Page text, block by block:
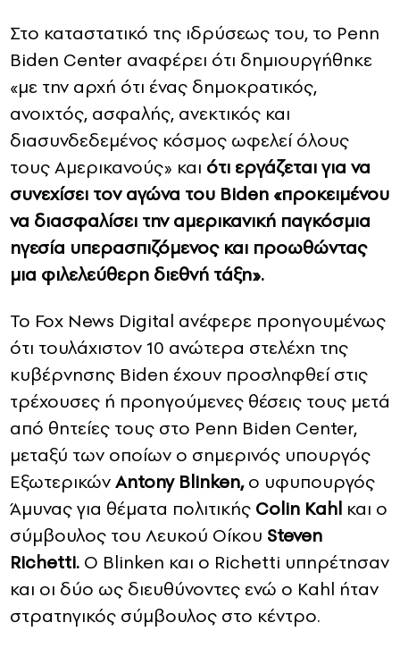
Στο καταστατικό της ιδρύσεως του, το Penn
Biden Center αναφέρει ότι δημιουργήθηκε
«με την αρχή ότι ένας δημοκρατικός,
ανοιχτός, ασφαλής, ανεκτικός και
διασυνδεδεμένος κόσμος ωφελεί όλους
τους Αμερικανούς» και ότι εργάζεται για να
συνεχίσει τον αγώνα του Biden «προκειμένου
να διασφαλίσει την αμερικανική παγκόσμια
ηγεσία υπερασπιζόμενος και προωθώντας
μια φιλελεύθερη διεθνή τάξη».
Το Fox News Digital ανέφερε προηγουμένως
ότι τουλάχιστον 10 ανώτερα στελέχη της
κυβέρνησης Biden έχουν προσληφθεί στις
τρέχουσες ή προηγούμενες θέσεις τους μετά
από θητείες τους στο Penn Biden Center,
μεταξύ των οποίων ο σημερινός υπουργός
ΕξωτερικώνAntony Blinken,ο υφυπουργός
Άμυνας για θέματα πολιτικής Colin Kahl και ο
σύμβουλος του Λευκού Οίκου Steven
Richetti. Ο Blinken και ο Richetti υπηρέτησαν
και οι δύο ως διευθύνοντες ενώ ο Kahl ήταν
στρατηγικός σύμβουλος στο κέντρο.